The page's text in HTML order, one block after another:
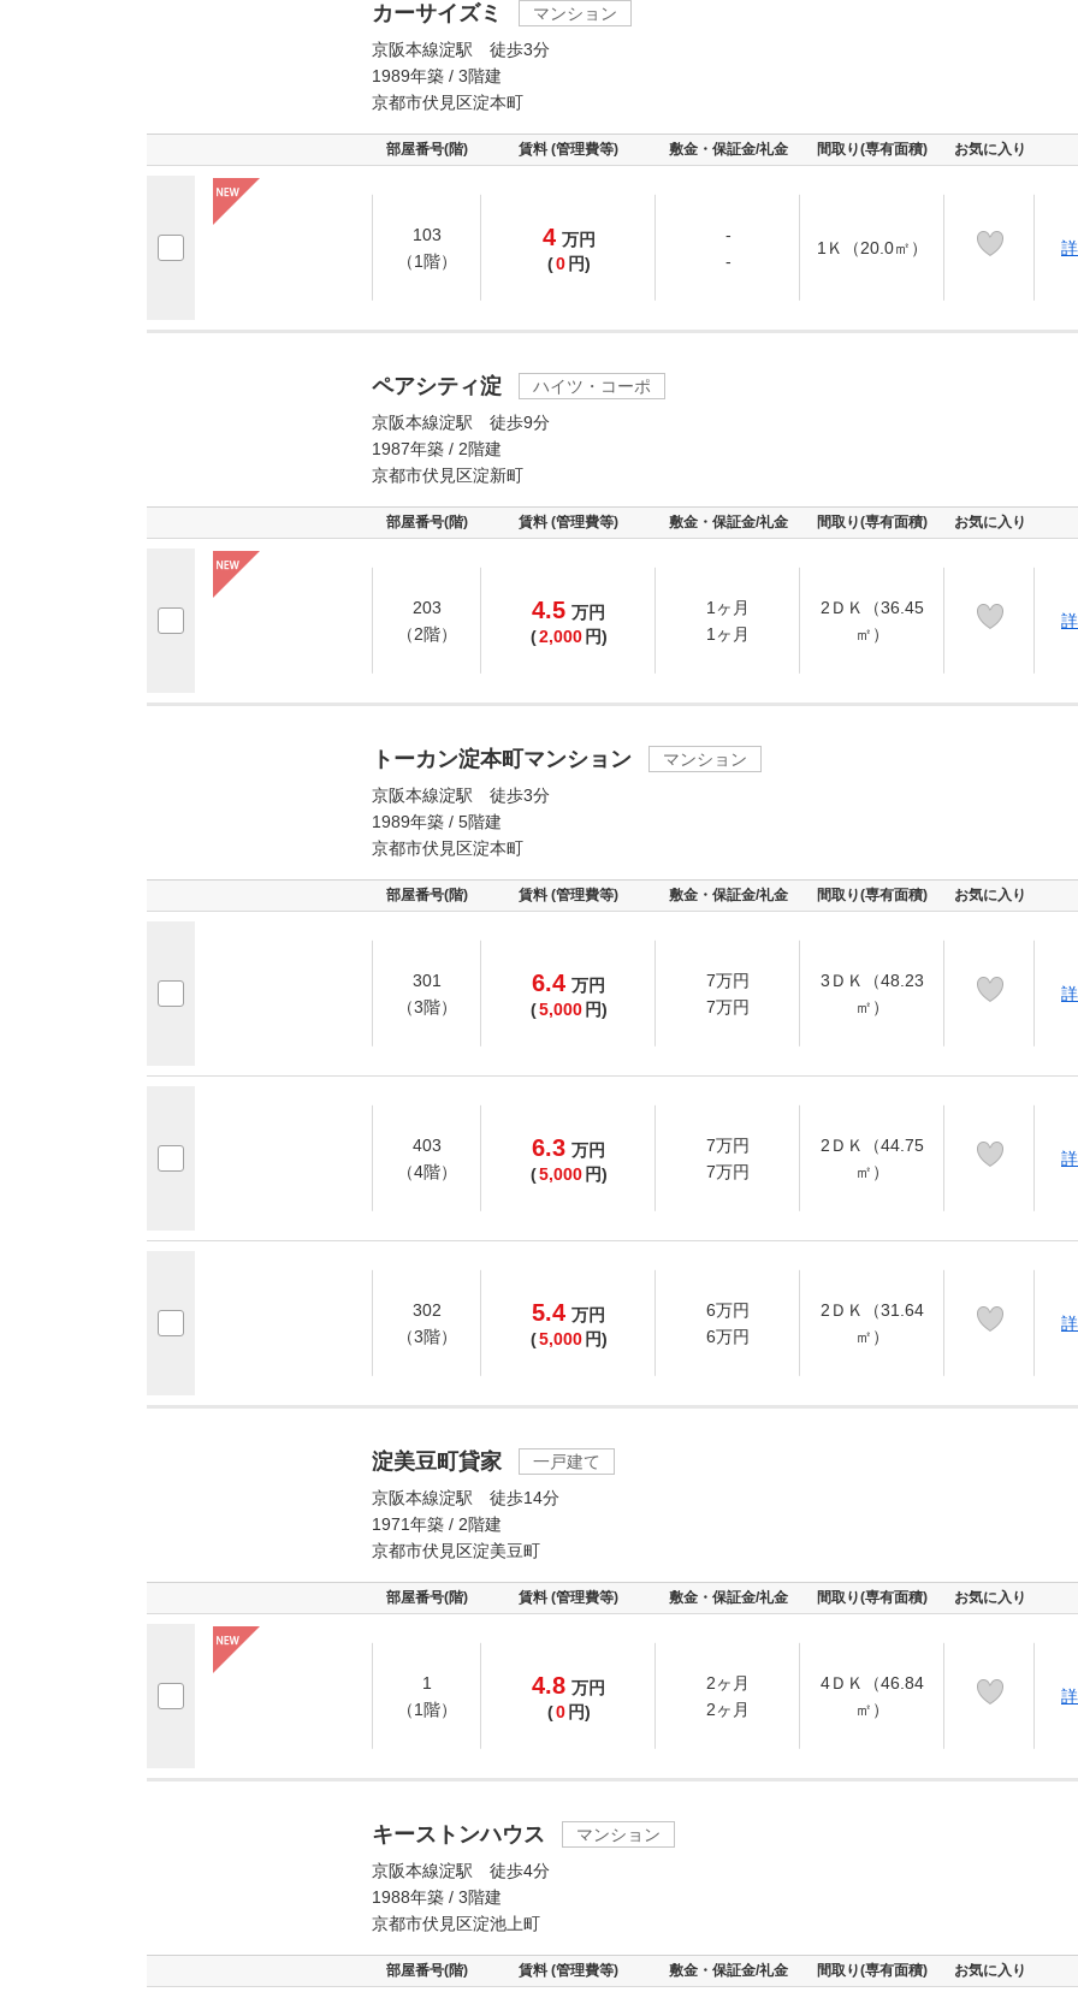
カーサイズミ
マンション
京阪本線淀駅 徒歩3分
1989年築 / 3階建
京都市伏見区淀本町
部屋番号(階) 賃料 (管理費等) 敷金・保証金/礼金 間取り(専有面積) お気に入り
103
（1階）
4 万円
(0 円)
-
-
1Ｋ（20.0㎡）
ペアシティ淀
ハイツ・コーポ
京阪本線淀駅 徒歩9分
1987年築 / 2階建
京都市伏見区淀新町
部屋番号(階) 賃料 (管理費等) 敷金・保証金/礼金 間取り(専有面積) お気に入り
203
（2階）
4.5 万円
(2,000 円)
1ヶ月
1ヶ月
2ＤＫ（36.45
㎡）
トーカン淀本町マンション
マンション
京阪本線淀駅 徒歩3分
1989年築 / 5階建
京都市伏見区淀本町
部屋番号(階) 賃料 (管理費等) 敷金・保証金/礼金 間取り(専有面積) お気に入り
301
（3階）
6.4 万円
(5,000 円)
7万円
7万円
3ＤＫ（48.23
㎡）
403
（4階）
6.3 万円
(5,000 円)
7万円
7万円
2ＤＫ（44.75
㎡）
302
（3階）
5.4 万円
(5,000 円)
6万円
6万円
2ＤＫ（31.64
㎡）
淀美豆町貸家
一戸建て
京阪本線淀駅 徒歩14分
1971年築 / 2階建
京都市伏見区淀美豆町
部屋番号(階) 賃料 (管理費等) 敷金・保証金/礼金 間取り(専有面積) お気に入り
1
（1階）
4.8 万円
(0 円)
2ヶ月
2ヶ月
4ＤＫ（46.84
㎡）
キーストンハウス
マンション
京阪本線淀駅 徒歩4分
1988年築 / 3階建
京都市伏見区淀池上町
部屋番号(階) 賃料 (管理費等) 敷金・保証金/礼金 間取り(専有面積) お気に入り